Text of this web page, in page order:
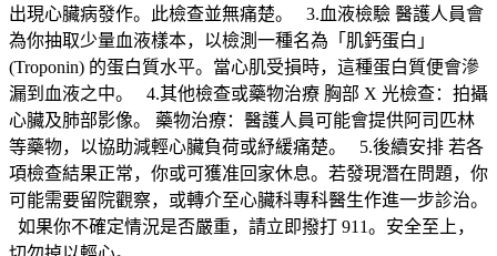
出現心臟病發作。此檢查並無痛楚。 3.血液檢驗 醫護人員會
為你抽取少量血液樣本，以檢測一種名為「肌鈣蛋白」
(Troponin) 的蛋白質水平。當心肌受損時，這種蛋白質便會滲
漏到血液之中。 4.其他檢查或藥物治療 胸部 X 光檢查：拍攝
心臟及肺部影像。 藥物治療：醫護人員可能會提供阿司匹林
等藥物，以協助減輕心臟負荷或紓緩痛楚。 5.後續安排 若各
項檢查結果正常，你或可獲准回家休息。若發現潛在問題，你
可能需要留院觀察，或轉介至心臟科專科醫生作進一步診治。
如果你不確定情況是否嚴重，請立即撥打 911。安全至上，